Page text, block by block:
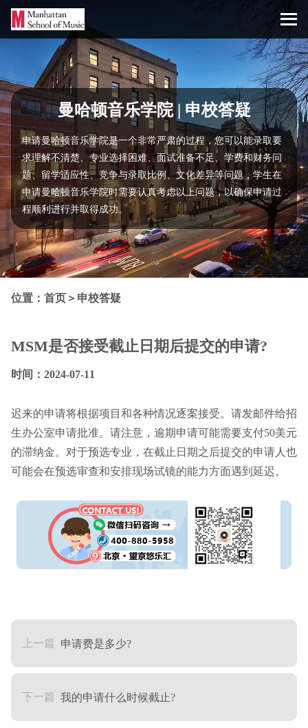
曼哈顿音乐学院 | 申校答疑
申请曼哈顿音乐学院是一个非常严肃的过程，您可以能录取要
求理解不清楚、专业选择困难、面试准备不足、学费和财务问
题、留学适应性、竞争与录取比例、文化差异等问题，学生在
申请曼哈顿音乐学院时需要认真考虑以上问题，以确保申请过
程顺利进行并取得成功。
位置： 首页 ＞ 申校答疑
MSM是否接受截止日期后提交的申请?
时间：2024-07-11
迟来的申请将根据项目和各种情况逐案接受。请发邮件给招
生办公室申请批准。请注意，逾期申请可能需要支付50美元
的滞纳金。对于预选专业，在截止日期之后提交的申请人也
可能会在预选审查和安排现场试镜的能力方面遇到延迟。
上一篇 申请费是多少?
下一篇 我的申请什么时候截止?